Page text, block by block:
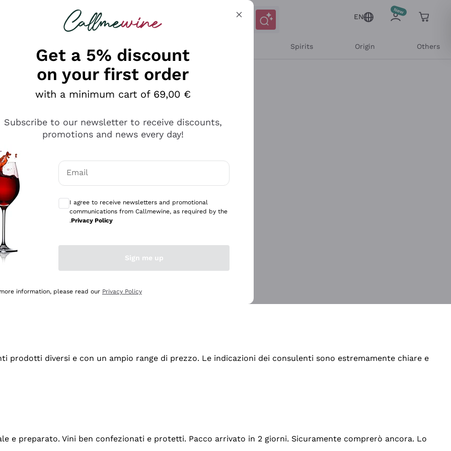
looking for
EN
Spirits Origin Others
professionalità
diversi e con un ampio range di prezzo. Le indicazioni dei consulenti sono estremamente chiare e
e preparato. Vini ben confezionati e protetti. Pacco arrivato in 2 giorni. Sicuramente comprerò ancora. Lo
Get a 5% discount
on your first order
with a minimum cart of 69,00 €
Subscribe to our newsletter to receive discounts,
promotions and news every day!
Email
I agree to receive newsletters and promotional
communications from Callmewine, as required by the
.Privacy Policy
Sign me up
information, please read our Privacy Policy